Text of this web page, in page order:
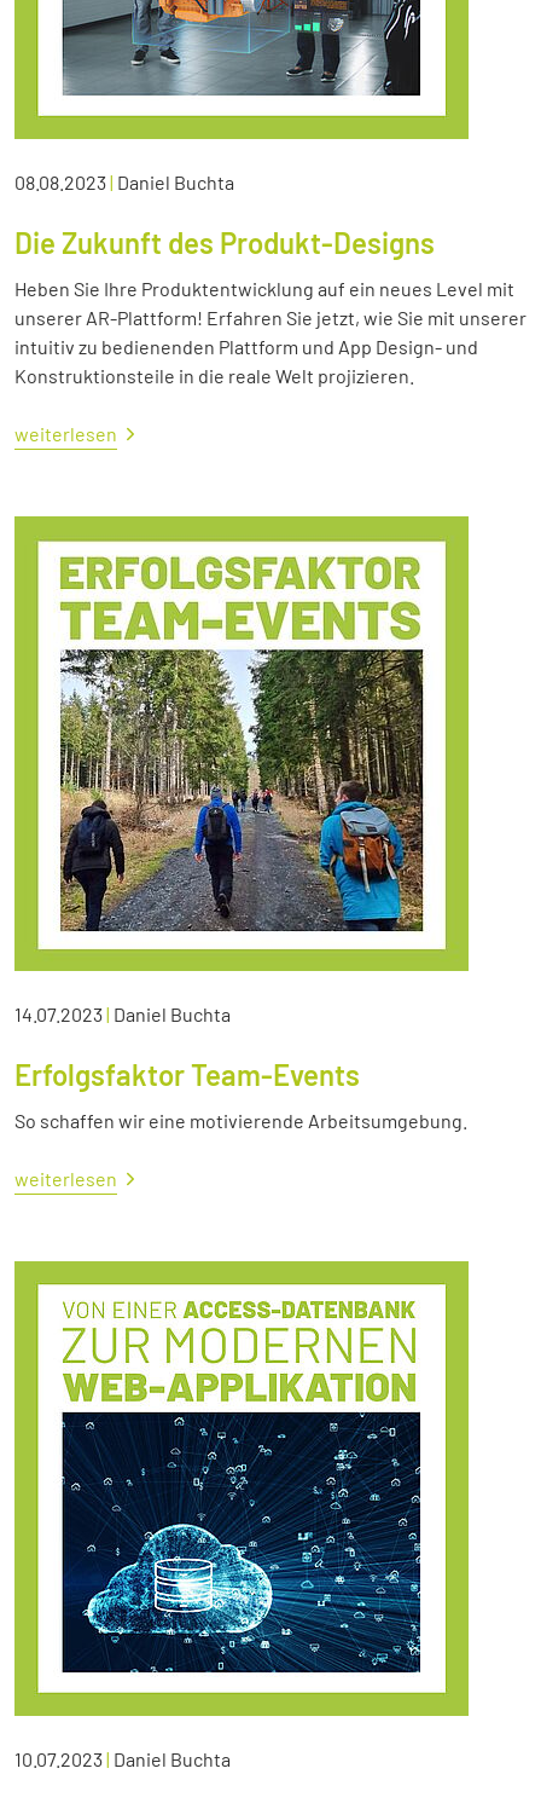
08.08.2023| Daniel Buchta
Die Zukunft des Produkt-Designs
Heben Sie Ihre Produktentwicklung auf ein neues Level mit
unserer AR-Plattform! Erfahren Sie jetzt, wie Sie mit unserer
intuitiv zu bedienenden Plattform und App Design- und
Konstruktionsteile in die reale Welt projizieren.
weiterlesen
14.07.2023| Daniel Buchta
Erfolgsfaktor Team-Events
So schaffen wir eine motivierende Arbeitsumgebung.
weiterlesen
10.07.2023| Daniel Buchta